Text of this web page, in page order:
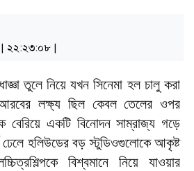
| ২২:২৩:০৮ |
তুলে নিয়ে যখন সিনেমা হল চালু করা
লক্ষ্য ছিল কেবল তেলের ওপর
বেরিয়ে একটি বিনোদন সাম্রাজ্য গড়ে
হলিউডের বড় স্টুডিওগুলোকে আকৃষ্ট
বিশ্বমানে নিয়ে যাওয়ার